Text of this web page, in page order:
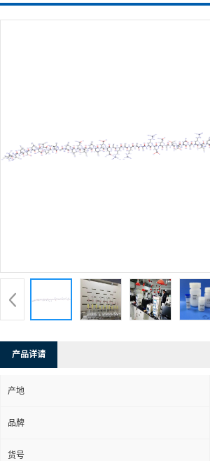
产品详请
产地
品牌
货号